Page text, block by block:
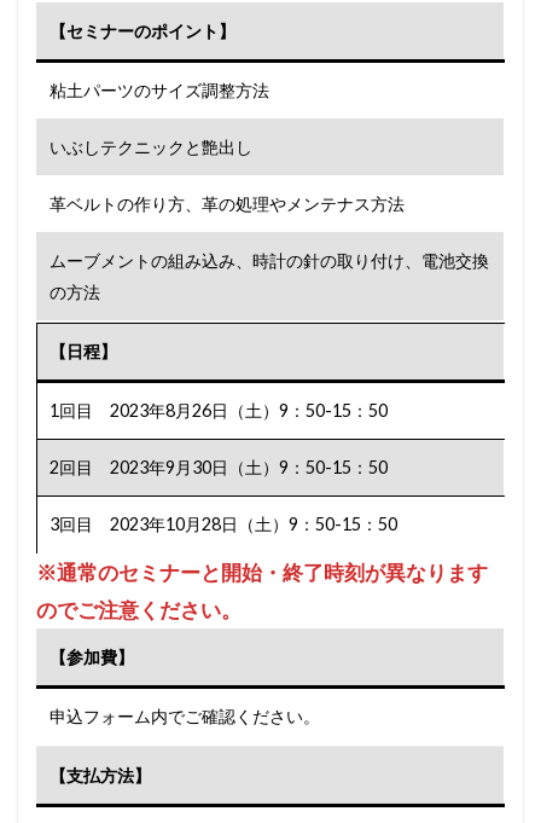
【セミナーのポイント】
粘土パーツのサイズ調整方法
いぶしテクニックと艶出し
革ベルトの作り方、革の処理やメンテナス方法
ムーブメントの組み込み、時計の針の取り付け、電池交換
の方法
【日程】
1回目 2023年8月26日（土）9：50-15：50
2回目 2023年9月30日（土）9：50-15：50
3回目 2023年10月28日（土）9：50-15：50
※通常のセミナーと開始・終了時刻が異なります
のでご注意ください。
【参加費】
申込フォーム内でご確認ください。
【支払方法】